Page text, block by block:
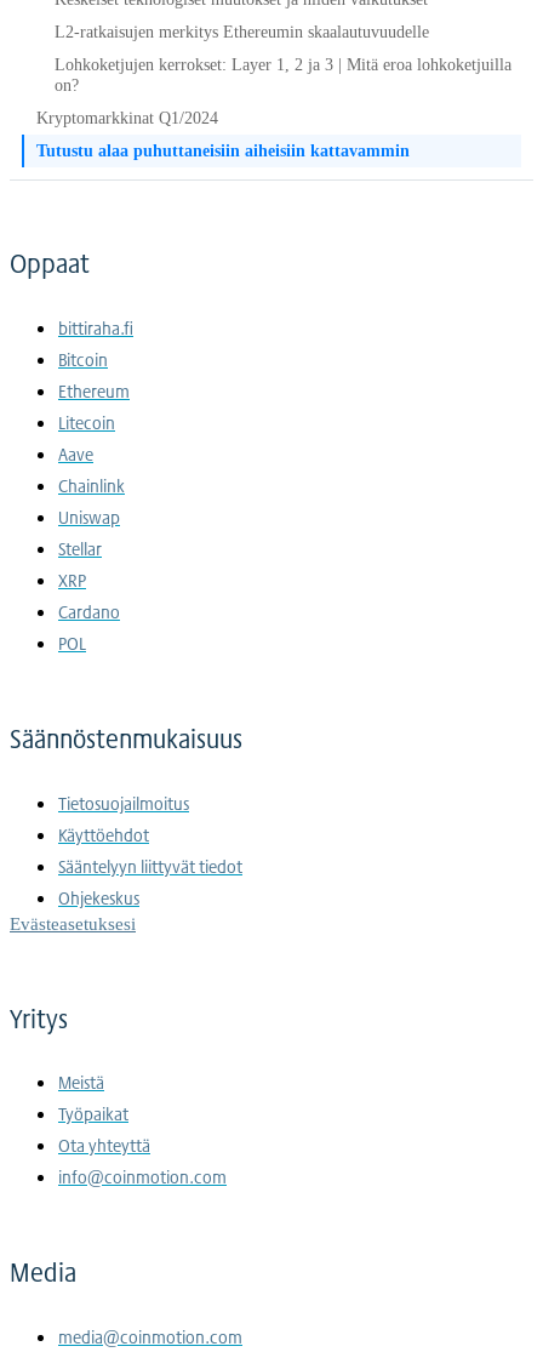
L2-ratkaisujen merkitys Ethereumin skaalautuvuudelle
Lohkoketjujen kerrokset: Layer 1, 2 ja 3 | Mitä eroa lohkoketjuilla
on?
Kryptomarkkinat Q1/2024
Tutustu alaa puhuttaneisiin aiheisiin kattavammin
Oppaat
bittiraha.fi
Bitcoin
Ethereum
Litecoin
Aave
Chainlink
Uniswap
Stellar
XRP
Cardano
POL
Säännöstenmukaisuus
Tietosuojailmoitus
Käyttöehdot
Sääntelyyn liittyvät tiedot
Ohjekeskus
Evästeasetuksesi
Yritys
Meistä
Työpaikat
Ota yhteyttä
info@coinmotion.com
Media
media@coinmotion.com